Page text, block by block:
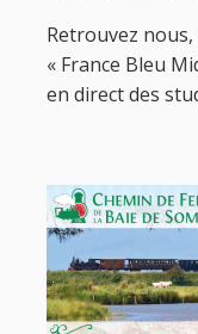
Retrouvez nous,
« France Bleu
en direct des